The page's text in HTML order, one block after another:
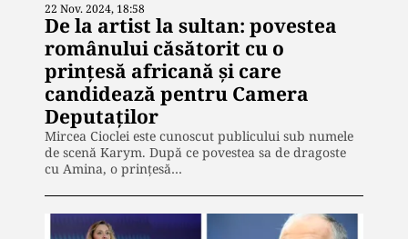
22 Nov. 2024, 18:58
De la artist la sultan: povestea
românului căsătorit cu o
prințesă africană și care
candidează pentru Camera
Deputaților
Mircea Cioclei este cunoscut publicului sub numele
de scenă Karym. După ce povestea sa de dragoste
cu Amina, o prințesă…